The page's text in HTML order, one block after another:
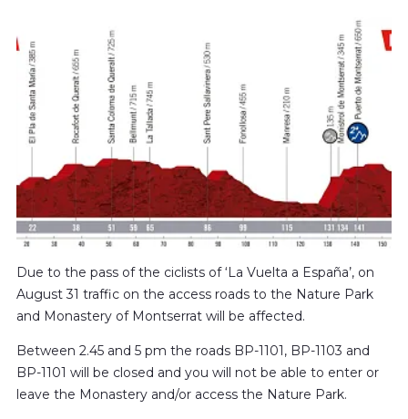
Due to the pass of the ciclists of ‘La Vuelta a España’, on
August 31 traffic on the access roads to the Nature Park
and Monastery of Montserrat will be affected.
Between 2.45 and 5 pm the roads BP-1101, BP-1103 and
BP-1101 will be closed and you will not be able to enter or
leave the Monastery and/or access the Nature Park.